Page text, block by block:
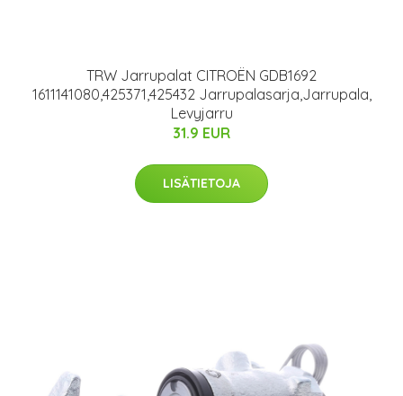
TRW Jarrupalat CITROËN GDB1692
1611141080,425371,425432 Jarrupalasarja,Jarrupala,
Levyjarru
31.9 EUR
LISÄTIETOJA